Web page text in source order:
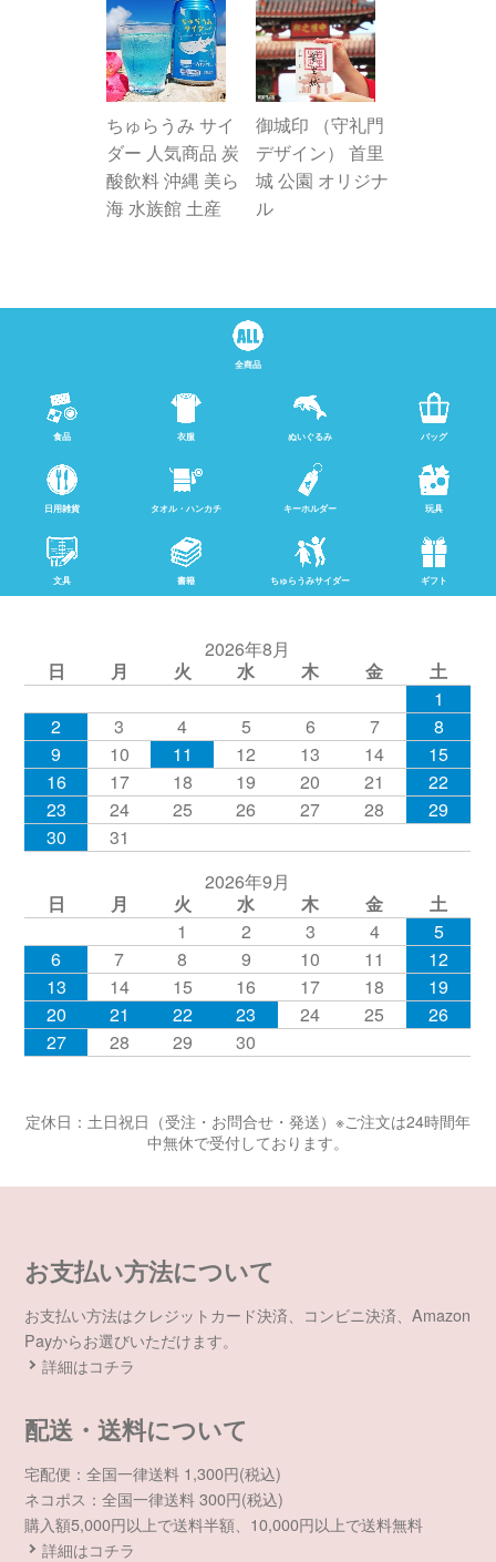
ちゅらうみ サイ
ダー 人気商品 炭
酸飲料 沖縄 美ら
海 水族館 土産
御城印 （守礼門
デザイン） 首里
城 公園 オリジナ
ル
全商品
食品 衣服 ぬいぐるみ バッグ
日用雑貨 タオル・ハンカチ キーホルダー 玩具
文具 書籍 ちゅらうみサイダー ギフト
2026年8月
日
月 火 水 木 金
土
1
2
3 4 5 6 7
8
9
10 11 12 13 14
15
16
17 18 19 20 21
22
23
24 25 26 27 28
29
30
31
2026年9月
日
月 火 水 木 金
土
1
2 3 4
5
6
7 8 9 10 11
12
13
14 15 16 17 18
19
20
21 22 23 24 25
26
27
28 29 30
定休日：土日祝日（受注・お問合せ・発送）※ご注文は24時間年
中無休で受付しております。
お支払い方法について
お支払い方法はクレジットカード決済、コンビニ決済、Amazon
Payからお選びいただけます。
詳細はコチラ
配送・送料について
宅配便：全国一律送料 1,300円(税込)
ネコポス：全国一律送料 300円(税込)
購入額5,000円以上で送料半額、10,000円以上で送料無料
詳細はコチラ